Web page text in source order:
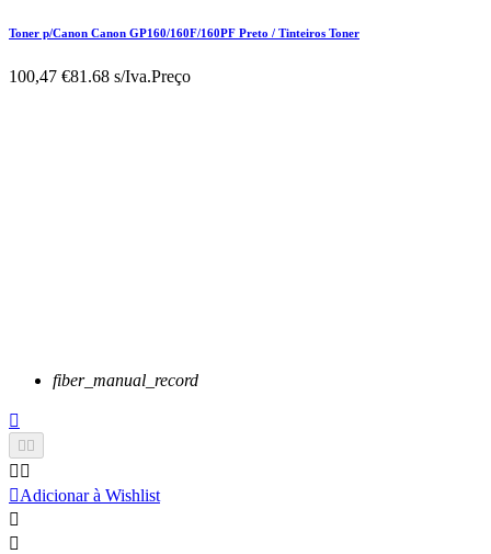
Toner p/Canon Canon GP160/160F/160PF Preto / Tinteiros Toner
100,47 €81.68 s/Iva.Preço
fiber_manual_record


 
Adicionar à Wishlist

